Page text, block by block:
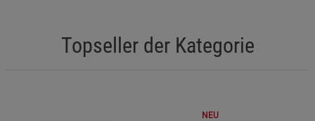
Topseller der Kategorie
NEU